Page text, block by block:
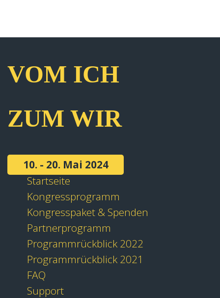
VOM ICH
ZUM WIR
10. - 20. Mai 2024
Startseite
Kongressprogramm
Kongresspaket & Spenden
Partnerprogramm
Programmrückblick 2022
Programmrückblick 2021
FAQ
Support